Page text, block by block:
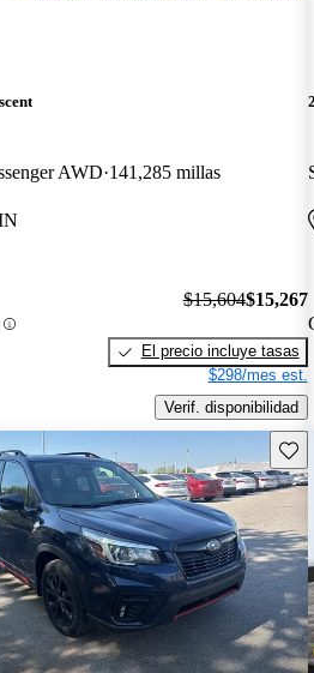
AWD 141,285 millas
$15,604$15,267
El precio incluye tasas
$298/mes est.
Verif. disponibilidad